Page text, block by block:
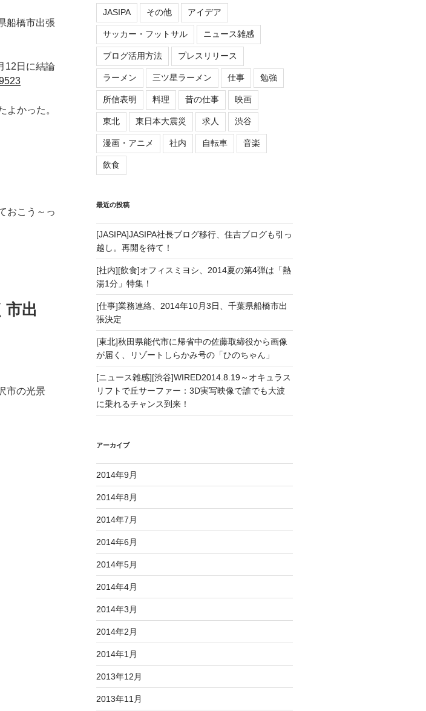
船橋市出張
12日に結論
よかった。
おこう～っ
市出
市の光景
JASIPA その他 アイデア
サッカー・フットサル ニュース雑感
ブログ活用方法 プレスリリース
ラーメン 三ツ星ラーメン 仕事 勉強
所信表明 料理 昔の仕事 映画
東北 東日本大震災 求人 渋谷
漫画・アニメ 社内 自転車 音楽
飲食
最近の投稿
[JASIPA]JASIPA社長ブログ移行、住吉ブログも引っ
越し。再開を待て！
[社内][飲食]オフィスミヨシ、2014夏の第4弾は「熱
湯1分」特集！
[仕事]業務連絡、2014年10月3日、千葉県船橋市出
張決定
[東北]秋田県能代市に帰省中の佐藤取締役から画像
が届く、リゾートしらかみ号の「ひのちゃん」
[ニュース雑感][渋谷]WIRED2014.8.19～オキュラス
リフトで丘サーファー：3D実写映像で誰でも大波
に乗れるチャンス到来！
アーカイブ
2014年9月
2014年8月
2014年7月
2014年6月
2014年5月
2014年4月
2014年3月
2014年2月
2014年1月
2013年12月
2013年11月